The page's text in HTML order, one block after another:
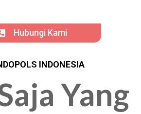
Hubungi Kami
INDONESIA
Yang